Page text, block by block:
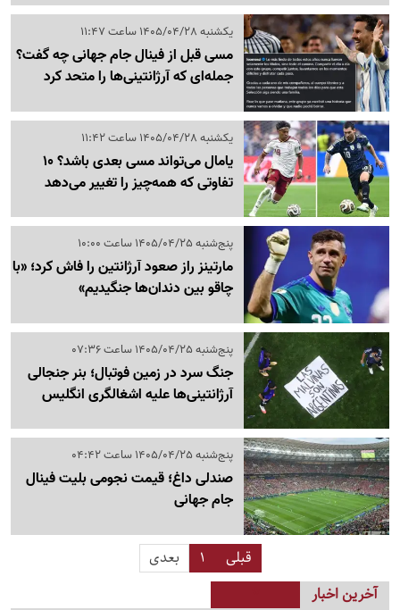
یکشنبه 1405/04/28 ساعت 11:47
مسی قبل از فینال جام جهانی چه گفت؟
جمله‌ای که آرژانتینی‌ها را متحد کرد
یکشنبه 1405/04/28 ساعت 11:42
یامال می‌تواند مسی بعدی باشد؟ 10
تفاوتی که همه‌چیز را تغییر می‌دهد
پنج‌شنبه 1405/04/25 ساعت 10:00
مارتینز راز صعود آرژانتین را فاش کرد؛ «با
چاقو بین دندان‌ها جنگیدیم»
پنج‌شنبه 1405/04/25 ساعت 07:36
جنگ سرد در زمین فوتبال؛ بنر جنجالی
آرژانتینی‌ها علیه اشغالگری انگلیس
پنج‌شنبه 1405/04/25 ساعت 04:42
صندلی داغ؛ قیمت نجومی بلیت فینال
جام جهانی
قبلی 1
بعدی
آخرین اخبار